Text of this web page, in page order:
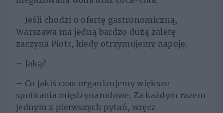
– Jeśli chodzi o ofertę gastronomiczną,
Warszawa ma jedną bardzo dużą zaletę –
zaczyna Piotr, kiedy otrzymujemy napoje.
– Jaką?
– Co jakiś czas organizujemy większe
spotkania międzynarodowe. Za każdym razem
jednym z pierwszych pytań, wręcz